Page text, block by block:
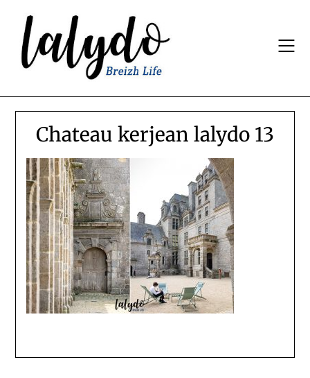
content
Chateau kerjean lalydo 13